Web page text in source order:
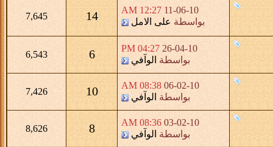
11-06-10
12:27 AM
بواسطة على الامل 14
7,645
26-04-10
04:27 PM
بواسطة الوآفي 6
6,543
06-02-10
08:38 AM
بواسطة الوآفي 10
7,426
03-02-10
08:36 AM
بواسطة الوآفي 8
8,626